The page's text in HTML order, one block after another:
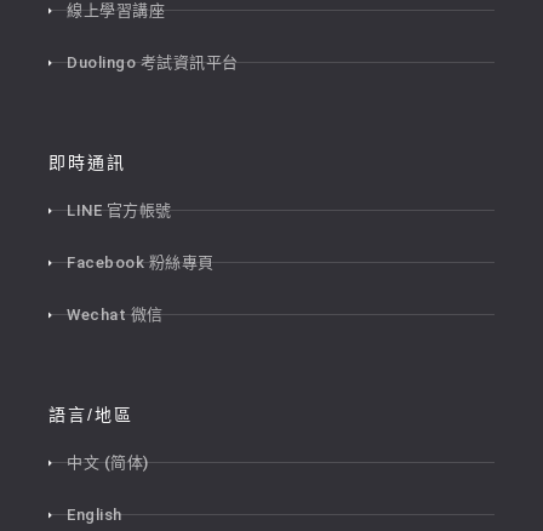
線上學習講座
Duolingo 考試資訊平台
即時通訊
LINE 官方帳號
Facebook 粉絲專頁
Wechat 微信
語言/地區
中文 (简体)
English